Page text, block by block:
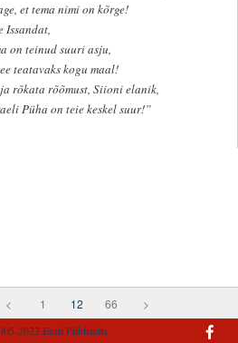
et tema nimi on kõrge!
Issandat,
on teinud suuri asju,
teatavaks kogu maal!
rõkata rõõmust, Siioni elanik,
Püha on teie keskel suur!”
< 1 12 66 >
2022Eesti Piibliselts